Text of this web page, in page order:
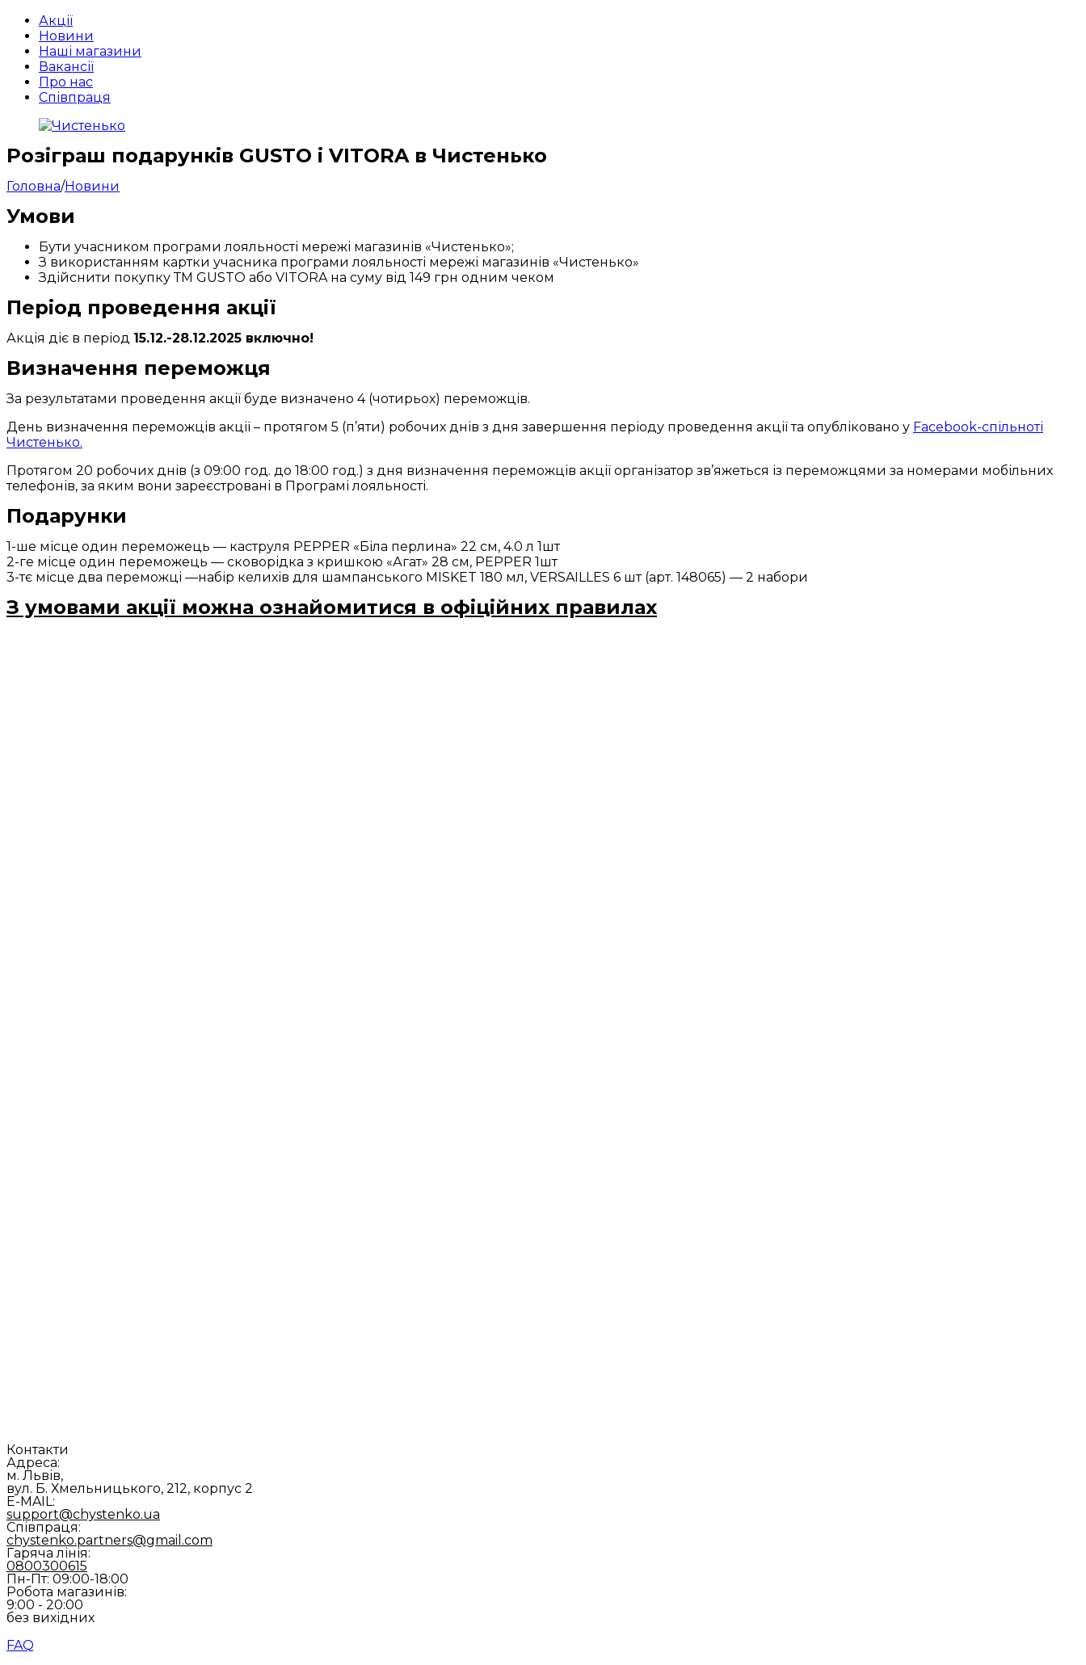
Акції
Новини
Наші магазини
Вакансії
Про нас
Співпраця
Розіграш подарунків GUSTO і VITORA в Чистенько
Головна/Новини
Умови
Бути учасником програми лояльності мережі магазинів «Чистенько»;
З використанням картки учасника програми лояльності мережі магазинів «Чистенько»
Здійснити покупку ТМ GUSTO або VITORA на суму від 149 грн одним чеком
Період проведення акції
Акція діє в період 15.12.-28.12.2025 включно!
Визначення переможця
За результатами проведення акції буде визначено 4 (чотирьох) переможців.
День визначення переможців акції – протягом 5 (п’яти) робочих днів з дня завершення періоду проведення акції та опубліковано у Facebook-спільноті
Чистенько.
Протягом 20 робочих днів (з 09:00 год. до 18:00 год.) з дня визначення переможців акції організатор зв’яжеться із переможцями за номерами мобільних
телефонів, за яким вони зареєстровані в Програмі лояльності.
Подарунки
1-ше місце один переможець — каструля PEPPER «Біла перлина» 22 см, 4.0 л 1шт
2-ге місце один переможець — сковорідка з кришкою «Агат» 28 см, PEPPER 1шт
3-тє місце два переможці —набір келихів для шампанського MISKET 180 мл, VERSAILLES 6 шт (арт. 148065) — 2 набори
З умовами акції можна ознайомитися в офіційних правилах
Контакти
Адреса:
м. Львів,
вул. Б. Хмельницького, 212, корпус 2
E-MAIL:
support@chystenko.ua
Співпраця:
chystenko.partners@gmail.com
Гаряча лінія:
0800300615
Пн-Пт: 09:00-18:00
Робота магазинів:
9:00 - 20:00
без вихідних
FAQ